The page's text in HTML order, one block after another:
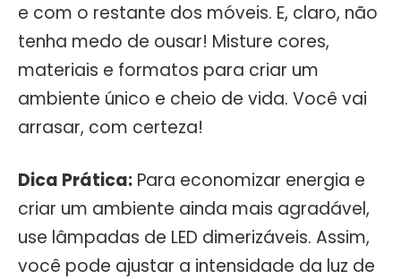
e com o restante dos móveis. E, claro, não
tenha medo de ousar! Misture cores,
materiais e formatos para criar um
ambiente único e cheio de vida. Você vai
arrasar, com certeza!
Dica Prática: Para economizar energia e
criar um ambiente ainda mais agradável,
use lâmpadas de LED dimerizáveis. Assim,
você pode ajustar a intensidade da luz de